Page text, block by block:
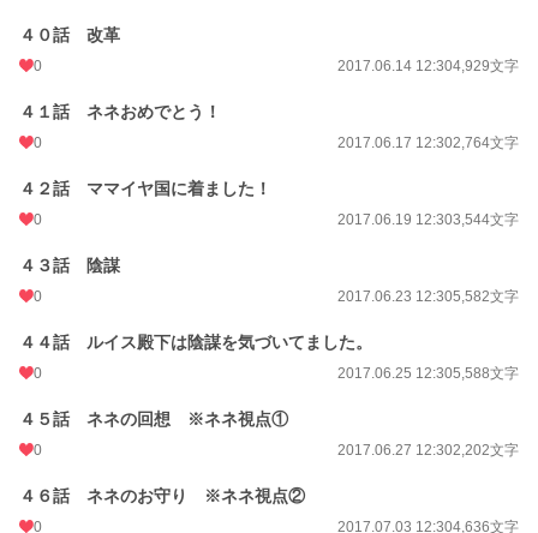
４０話 改革
0 2017.06.14 12:304,929文字
４１話 ネネおめでとう！
0 2017.06.17 12:302,764文字
４２話 ママイヤ国に着ました！
0 2017.06.19 12:303,544文字
４３話 陰謀
0 2017.06.23 12:305,582文字
４４話 ルイス殿下は陰謀を気づいてました。
0 2017.06.25 12:305,588文字
４５話 ネネの回想 ※ネネ視点①
0 2017.06.27 12:302,202文字
４６話 ネネのお守り ※ネネ視点②
0 2017.07.03 12:304,636文字